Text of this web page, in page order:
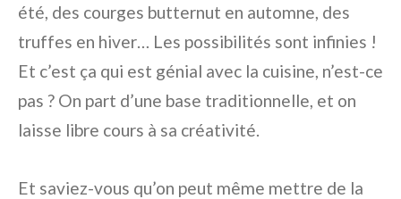
été, des courges butternut en automne, des
truffes en hiver… Les possibilités sont infinies !
Et c’est ça qui est génial avec la cuisine, n’est-ce
pas ? On part d’une base traditionnelle, et on
laisse libre cours à sa créativité.
Et saviez-vous qu’on peut même mettre de la